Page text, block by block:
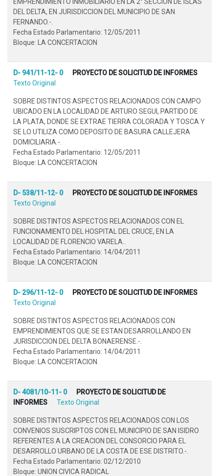
DEL DELTA, EN JURISDICCION DEL MUNICIPIO DE SAN
FERNANDO.-.
Fecha Estado Parlamentario: 12/05/2011
Bloque: LA CONCERTACION
D- 941/11-12- 0
PROYECTO DE SOLICITUD DE INFORMES
Texto Original
SOBRE DISTINTOS ASPECTOS RELACIONADOS CON CAMPO
UBICADO EN LA LOCALIDAD DE ARTURO SEGUI, PARTIDO DE
LA PLATA, DONDE SE EXTRAE TIERRA COLORADA Y TOSCA Y
SE LO UTILIZA COMO DEPOSITO DE BASURA CALLEJERA
DOMICILIARIA.-.
Fecha Estado Parlamentario: 12/05/2011
Bloque: LA CONCERTACION
D- 538/11-12- 0
PROYECTO DE SOLICITUD DE INFORMES
Texto Original
SOBRE DISTINTOS ASPECTOS RELACIONADOS CON EL
FUNCIONAMIENTO DEL HOSPITAL DEL CRUCE, EN LA
LOCALIDAD DE FLORENCIO VARELA..
Fecha Estado Parlamentario: 14/04/2011
Bloque: LA CONCERTACION
D- 296/11-12- 0
PROYECTO DE SOLICITUD DE INFORMES
Texto Original
SOBRE DISTINTOS ASPECTOS RELACIONADOS CON
EMPRENDIMIENTOS QUE SE ESTAN DESARROLLANDO EN
JURISDICCION DEL DELTA BONAERENSE.-.
Fecha Estado Parlamentario: 14/04/2011
Bloque: LA CONCERTACION
D- 4081/10-11- 0
PROYECTO DE SOLICITUD DE
INFORMES
Texto Original
SOBRE DISTINTOS ASPECTOS RELACIONADOS CON LOS
CONVENIOS SUSCRIPTOS CON EL MUNICIPIO DE SAN ISIDRO
REFERENTES A LA CREACION DEL CONSORCIO PARA EL
DESARROLLO URBANO DE LA COSTA DE ESE DISTRITO.-.
Fecha Estado Parlamentario: 02/12/2010
Bloque: UNION CIVICA RADICAL